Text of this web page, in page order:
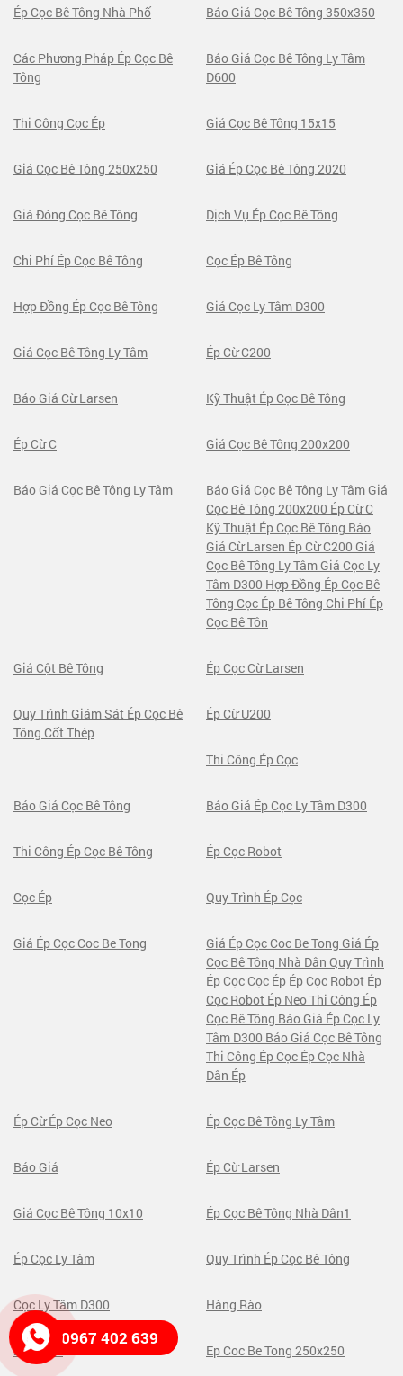
Ép Cọc Bê Tông Nhà Phố Báo Giá Cọc Bê Tông 350x350
Các Phương Pháp Ép Cọc Bê
Tông
Báo Giá Cọc Bê Tông Ly Tâm
D600
Thi Công Cọc Ép Giá Cọc Bê Tông 15x15
Giá Cọc Bê Tông 250x250 Giá Ép Cọc Bê Tông 2020
Giá Đóng Cọc Bê Tông Dịch Vụ Ép Cọc Bê Tông
Chi Phí Ép Cọc Bê Tông Cọc Ép Bê Tông
Hợp Đồng Ép Cọc Bê Tông Giá Cọc Ly Tâm D300
Giá Cọc Bê Tông Ly Tâm Ép Cừ C200
Báo Giá Cừ Larsen Kỹ Thuật Ép Cọc Bê Tông
Ép Cừ C Giá Cọc Bê Tông 200x200
Báo Giá Cọc Bê Tông Ly Tâm
Báo Giá Cọc Bê Tông Ly Tâm Giá
Cọc Bê Tông 200x200 Ép Cừ C
Kỹ Thuật Ép Cọc Bê Tông Báo
Giá Cừ Larsen Ép Cừ C200 Giá
Cọc Bê Tông Ly Tâm Giá Cọc Ly
Tâm D300 Hợp Đồng Ép Cọc Bê
Tông Cọc Ép Bê Tông Chi Phí Ép
Cọc Bê Tôn
Giá Cột Bê Tông Ép Cọc Cừ Larsen
Quy Trình Giám Sát Ép Cọc Bê
Tông Cốt Thép
Ép Cừ U200
Thi Công Ép Cọc
Báo Giá Cọc Bê Tông Báo Giá Ép Cọc Ly Tâm D300
Thi Công Ép Cọc Bê Tông Ép Cọc Robot
Cọc Ép Quy Trình Ép Cọc
Giá Ép Cọc Coc Be Tong
Giá Ép Cọc Coc Be Tong Giá Ép
Cọc Bê Tông Nhà Dân Quy Trình
Ép Cọc Cọc Ép Ép Cọc Robot Ép
Cọc Robot Ép Neo Thi Công Ép
Cọc Bê Tông Báo Giá Ép Cọc Ly
Tâm D300 Báo Giá Cọc Bê Tông
Thi Công Ép Cọc Ép Cọc Nhà
Dân Ép
Ép Cừ Ép Cọc Neo Ép Cọc Bê Tông Ly Tâm
Báo Giá Ép Cừ Larsen
Giá Cọc Bê Tông 10x10 Ép Cọc Bê Tông Nhà Dân1
Ép Cọc Ly Tâm Quy Trình Ép Cọc Bê Tông
Cọc Ly Tâm D300 Hàng Rào
250x250 Ep Coc Be Tong 250x250
0967 402 639